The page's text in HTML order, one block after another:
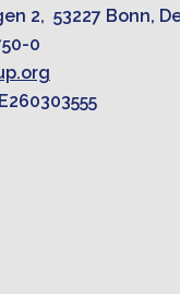
2, 53227 Bonn,
0